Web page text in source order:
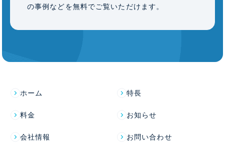
の事例などを無料でご覧いただけます。
ホーム 特長
料金 お知らせ
会社情報 お問い合わせ